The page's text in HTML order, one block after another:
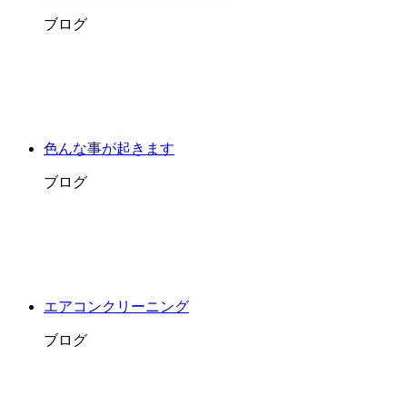
ブログ
色んな事が起きます
ブログ
エアコンクリーニング
ブログ